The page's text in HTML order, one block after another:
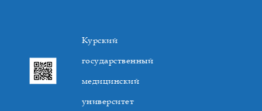
Курский
государственный
медицинский
университет